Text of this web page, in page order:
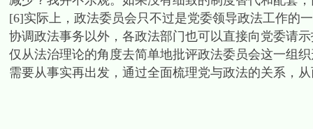
[6]实际上，政法委员会只不过是党委领导政法工作的
协调政法事务以外，各政法部门也可以直接向党委请
仅从法治理论的角度去简单地批评政法委员会这一组
需要从事实再出发，通过全面梳理党与政法的关系，